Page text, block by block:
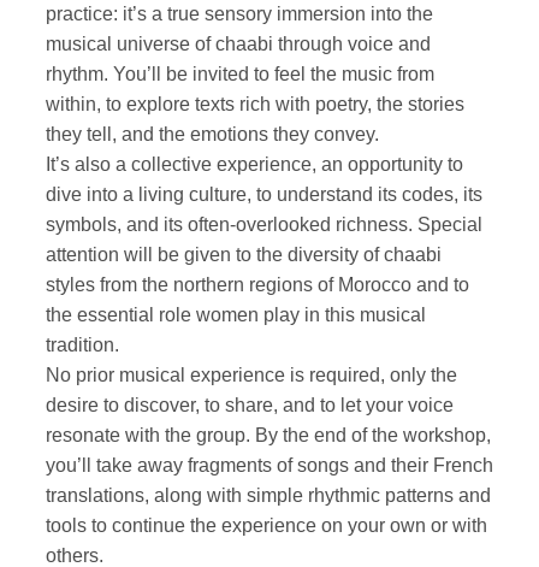
practice: it’s a true sensory immersion into the
musical universe of chaabi through voice and
rhythm. You’ll be invited to feel the music from
within, to explore texts rich with poetry, the stories
they tell, and the emotions they convey.
It’s also a collective experience, an opportunity to
dive into a living culture, to understand its codes, its
symbols, and its often-overlooked richness. Special
attention will be given to the diversity of chaabi
styles from the northern regions of Morocco and to
the essential role women play in this musical
tradition.
No prior musical experience is required, only the
desire to discover, to share, and to let your voice
resonate with the group. By the end of the workshop,
you’ll take away fragments of songs and their French
translations, along with simple rhythmic patterns and
tools to continue the experience on your own or with
others.